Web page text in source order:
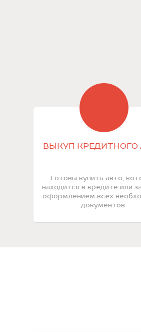
ВЫКУП КРЕДИТНОГО
Готовы купить авто,
находится в кредите или
оформлением всех
документов.